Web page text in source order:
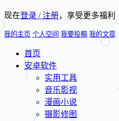
现在登录 / 注册，享受更多福利
我的主页 个人空间 我要投稿 我的文章
首页
安卓软件
实用工具
音乐影视
漫画小说
摄影修图